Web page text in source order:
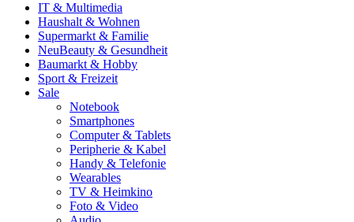
IT & Multimedia
Haushalt & Wohnen
Supermarkt & Familie
NeuBeauty & Gesundheit
Baumarkt & Hobby
Sport & Freizeit
Sale
Notebook
Smartphones
Computer & Tablets
Peripherie & Kabel
Handy & Telefonie
Wearables
TV & Heimkino
Foto & Video